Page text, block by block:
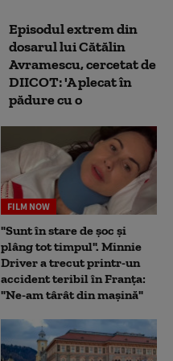
Episodul extrem din
dosarul lui Cătălin
Avramescu, cercetat de
DIICOT: 'A plecat în
pădure cu o
FILM NOW
"Sunt în stare de șoc și
plâng tot timpul". Minnie
Driver a trecut printr-un
accident teribil în Franța:
"Ne-am târât din mașină"